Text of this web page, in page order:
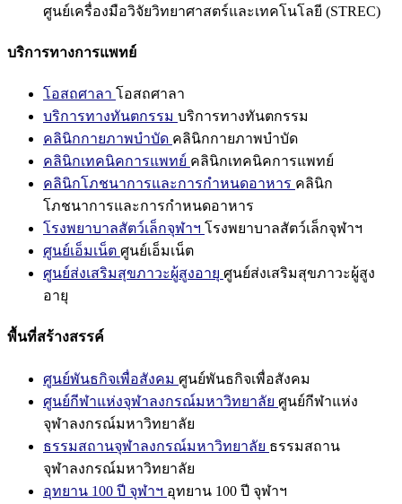
ศูนย์เครื่องมือวิจัยวิทยาศาสตร์และเทคโนโลยี (STREC)
บริการทางการแพทย์
โอสถศาลา โอสถศาลา
บริการทางทันตกรรม บริการทางทันตกรรม
คลินิกกายภาพบำบัด คลินิกกายภาพบำบัด
คลินิกเทคนิคการแพทย์ คลินิกเทคนิคการแพทย์
คลินิกโภชนาการและการกำหนดอาหาร คลินิก
โภชนาการและการกำหนดอาหาร
โรงพยาบาลสัตว์เล็กจุฬาฯ โรงพยาบาลสัตว์เล็กจุฬาฯ
ศูนย์เอ็มเน็ต ศูนย์เอ็มเน็ต
ศูนย์ส่งเสริมสุขภาวะผู้สูงอายุ ศูนย์ส่งเสริมสุขภาวะผู้สูง
อายุ
พื้นที่สร้างสรรค์
ศูนย์พันธกิจเพื่อสังคม ศูนย์พันธกิจเพื่อสังคม
ศูนย์กีฬาแห่งจุฬาลงกรณ์มหาวิทยาลัย ศูนย์กีฬาแห่ง
จุฬาลงกรณ์มหาวิทยาลัย
ธรรมสถานจุฬาลงกรณ์มหาวิทยาลัย ธรรมสถาน
จุฬาลงกรณ์มหาวิทยาลัย
อุทยาน 100 ปี จุฬาฯ อุทยาน 100 ปี จุฬาฯ